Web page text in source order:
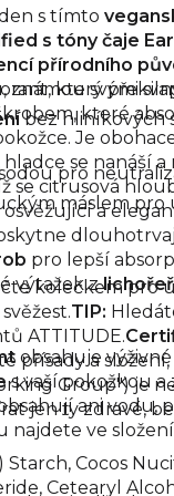
s tímto
s tóny čaje
přírodního
známou svými
které
Je
se nanáší a
se citrusová
a
pro lepší
výtažek z
obsahuje
s vaší pokožkou
ani vodu,
najdete ve
který
bez hliníkových
pro
máslem pro
kolečkem pro
TIP:
ATTITUDE.
přísady a
Group") je
jen ty zdravé,
Starch, Cocos
Cetearyl